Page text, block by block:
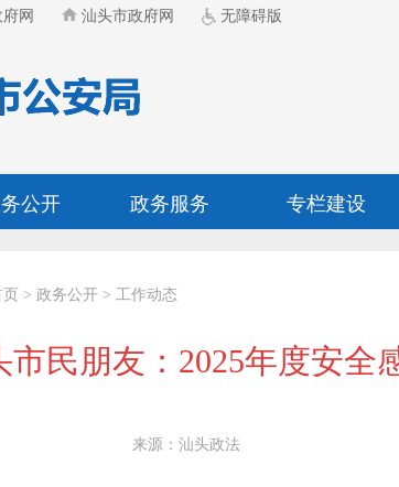
网 汕头市政府网 无障碍版
公开 政务服务 专栏建设
> 政务公开 > 工作动态
市民朋友：2025年度安全
来源：汕头政法